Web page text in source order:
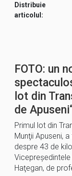
Distribuie
articolul:
FOTO: un
lot din
de
Primul lot din
Munţii Apuseni,
despre 43 de
Vicepreşedintele
Haţegan, de